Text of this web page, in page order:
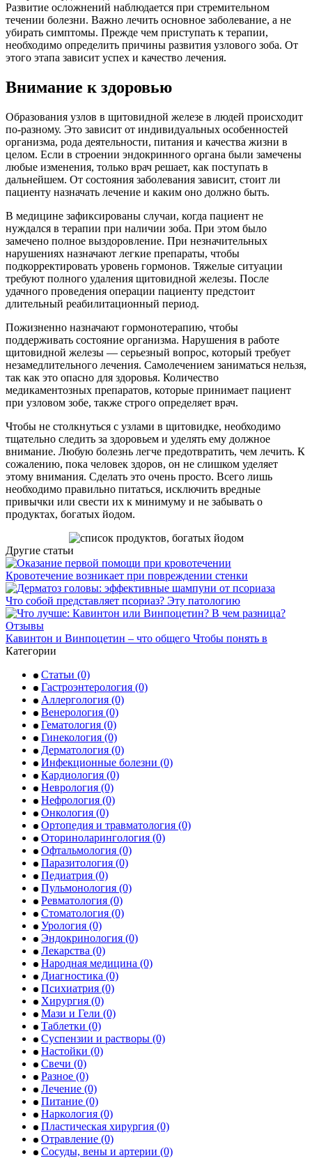
Развитие осложнений наблюдается при стремительном
течении болезни. Важно лечить основное заболевание, а не
убирать симптомы. Прежде чем приступать к терапии,
необходимо определить причины развития узлового зоба. От
этого этапа зависит успех и качество лечения.
Внимание к здоровью
Образования узлов в щитовидной железе в людей происходит
по-разному. Это зависит от индивидуальных особенностей
организма, рода деятельности, питания и качества жизни в
целом. Если в строении эндокринного органа были замечены
любые изменения, только врач решает, как поступать в
дальнейшем. От состояния заболевания зависит, стоит ли
пациенту назначать лечение и каким оно должно быть.
В медицине зафиксированы случаи, когда пациент не
нуждался в терапии при наличии зоба. При этом было
замечено полное выздоровление. При незначительных
нарушениях назначают легкие препараты, чтобы
подкорректировать уровень гормонов. Тяжелые ситуации
требуют полного удаления щитовидной железы. После
удачного проведения операции пациенту предстоит
длительный реабилитационный период.
Пожизненно назначают гормонотерапию, чтобы
поддерживать состояние организма. Нарушения в работе
щитовидной железы — серьезный вопрос, который требует
незамедлительного лечения. Самолечением заниматься нельзя,
так как это опасно для здоровья. Количество
медикаментозных препаратов, которые принимает пациент
при узловом зобе, также строго определяет врач.
Чтобы не столкнуться с узлами в щитовидке, необходимо
тщательно следить за здоровьем и уделять ему должное
внимание. Любую болезнь легче предотвратить, чем лечить. К
сожалению, пока человек здоров, он не слишком уделяет
этому внимания. Сделать это очень просто. Всего лишь
необходимо правильно питаться, исключить вредные
привычки или свести их к минимуму и не забывать о
продуктах, богатых йодом.
Другие статьи
Кровотечение возникает при повреждении стенки
Что собой представляет псориаз? Эту патологию
Кавинтон и Винпоцетин – что общего Чтобы понять в
Категории
Статьи (0)
Гастроэнтерология (0)
Аллергология (0)
Венерология (0)
Гематология (0)
Гинекология (0)
Дерматология (0)
Инфекционные болезни (0)
Кардиология (0)
Неврология (0)
Нефрология (0)
Онкология (0)
Ортопедия и травматология (0)
Оториноларингология (0)
Офтальмология (0)
Паразитология (0)
Педиатрия (0)
Пульмонология (0)
Ревматология (0)
Стоматология (0)
Урология (0)
Эндокринология (0)
Лекарства (0)
Народная медицина (0)
Диагностика (0)
Психиатрия (0)
Хирургия (0)
Мази и Гели (0)
Таблетки (0)
Суспензии и растворы (0)
Настойки (0)
Свечи (0)
Разное (0)
Лечение (0)
Питание (0)
Наркология (0)
Пластическая хирургия (0)
Отравление (0)
Сосуды, вены и артерии (0)